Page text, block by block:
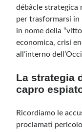
diritti d’autore, vi invito a
tramite link né del loro
Accedi
Feed dei contenuti
WordPress.org
débâcle
per trasformarsi in
in nome della
economica, crisi
all’interno
La strategia
capro
Ricordiamo le
proclamati